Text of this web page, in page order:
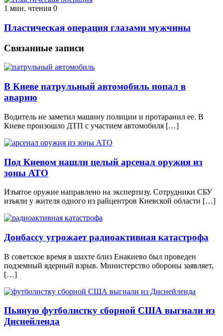
1 мин. чтения 0
Пластическая операция глазами мужчины
Связанные записи
В Киеве патрульный автомобиль попал в
аварию
Водитель не заметил машину полиции и протаранил ее. В
Киеве произошло ДТП с участием автомобиля […]
Под Киевом нашли целый арсенал оружия из
зоны АТО
Изъятое оружие направлено на экспертизу. Сотрудники СБУ
изъяли у жителя одного из райцентров Киевской области […]
Донбассу угрожает радиоактивная катастрофа
В советское время в шахте близ Енакиево был проведен
подземный ядерный взрыв. Министерство обороны заявляет,
[…]
Пьяную футболистку сборной США выгнали из
Диснейленда